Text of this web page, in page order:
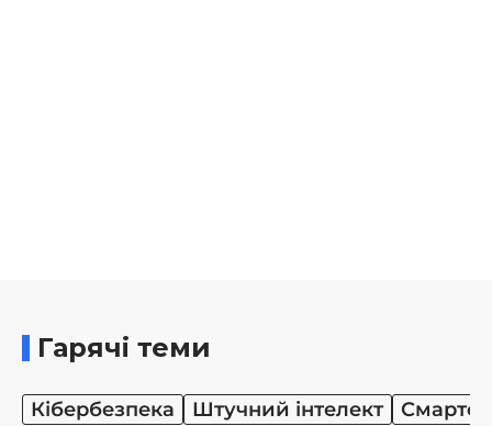
Гарячі теми
Кібербезпека Штучний інтелект